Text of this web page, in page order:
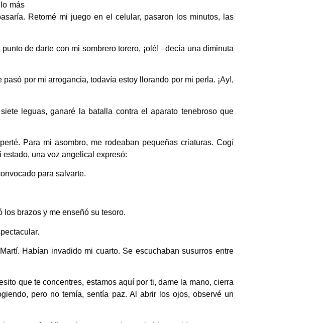
más
Retomé mi juego en el celular, pasaron los minutos, las
de darte con mi sombrero torero, ¡olé! –decía una diminuta
por mi arrogancia, todavía estoy llorando por mi perla. ¡Ay!,
leguas, ganaré la batalla contra el aparato tenebroso que
Para mi asombro, me rodeaban pequeñas criaturas. Cogí
una voz angelical expresó:
para salvarte.
brazos y me enseñó su tesoro.
Habían invadido mi cuarto. Se escuchaban susurros entre
que te concentres, estamos aquí por ti, dame la mano, cierra
pero no temía, sentía paz. Al abrir los ojos, observé un